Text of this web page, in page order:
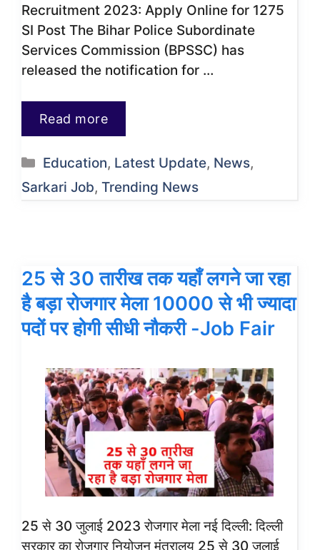
Recruitment 2023: Apply Online for 1275
SI Post The Bihar Police Subordinate
Services Commission (BPSSC) has
released the notification for …
Read more
Categories
Education, Latest Update, News,
Sarkari Job, Trending News
25 से 30 तारीख तक यहाँ लगने जा रहा
है बड़ा रोजगार मेला 10000 से भी ज्यादा
पदों पर होगी सीधी नौकरी -Job Fair
25 से 30 जुलाई 2023 रोजगार मेला नई दिल्ली: दिल्ली
सरकार का रोजगार नियोजन मंत्रालय 25 से 30 जुलाई